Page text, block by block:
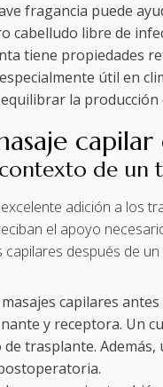
fragancia puede
cabelludo libre de
tiene propiedades
útil en
la
de un
adición a los
el apoyo
después de
masajes capilares
y receptora. Un
trasplante.